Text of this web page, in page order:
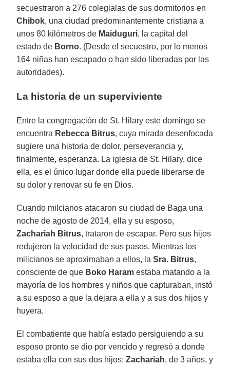
secuestraron a 276 colegialas de sus dormitorios en
Chibok, una ciudad predominantemente cristiana a
unos 80 kilómetros de Maiduguri, la capital del
estado de Borno. (Desde el secuestro, por lo menos
164 niñas han escapado o han sido liberadas por las
autoridades).
La historia de un superviviente
Entre la congregación de St. Hilary este domingo se
encuentra Rebecca Bitrus, cuya mirada desenfocada
sugiere una historia de dolor, perseverancia y,
finalmente, esperanza. La iglesia de St. Hilary, dice
ella, es el único lugar donde ella puede liberarse de
su dolor y renovar su fe en Dios.
Cuando milcianos atacaron su ciudad de Baga una
noche de agosto de 2014, ella y su esposo,
Zachariah Bitrus, trataron de escapar. Pero sus hijos
redujeron la velocidad de sus pasos. Mientras los
milicianos se aproximaban a ellos, laSra. Bitrus,
consciente de que Boko Haram estaba matando a la
mayoría de los hombres y niños que capturaban, instó
a su esposo a que la dejara a ella y a sus dos hijos y
huyera.
El combatiente que había estado persiguiendo a su
esposo pronto se dio por vencido y regresó a donde
estaba ella con sus dos hijos:Zachariah, de 3 años, y